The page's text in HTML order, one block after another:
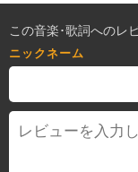
この音楽･歌詞へのレ
ニックネーム